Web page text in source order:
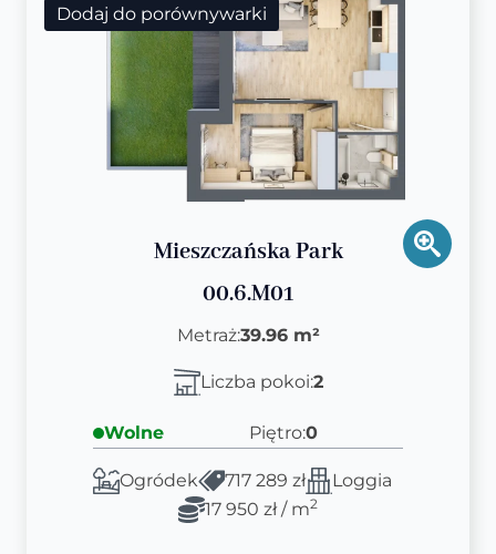
Dodaj do porównywarki
Mieszczańska Park
00.6.M01
Metraż:39.96 m²
Liczba pokoi:2
Wolne Piętro:0
Ogródek 717 289 zł
Loggia
17 950 zł / m2